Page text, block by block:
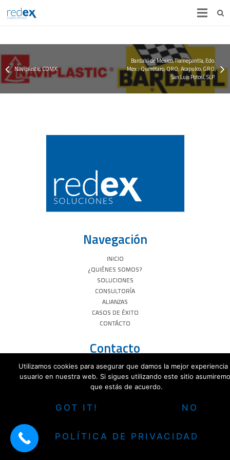
¿QUIÉNES SOMOS?
SOLUCIONES
Bardahl de México, Tlalnepantla, Edo.
Mex.; Querétaro, QRO; Acapulco, GRO,
San Luis Potosí, SLP.
Naviplastic, CDMX.
Navegación
INICIO
¿QUIÉNES SOMOS?
SOLUCIONES
CONSULTORÍA
ALIANZAS
CASOS DE ÉXITO
CONTÁCTO
Contacto
Copyright© 2017 Redex Soluciones S.A. de C.V.
Todos los derechos
Utilizamos cookies para asegurar que damos la mejor experiencia
usuario en nuestra web. Si sigues utilizando este sitio
que estás de acuerdo.
GOT IT! NO
POLÍTICA DE PRIVACIDAD